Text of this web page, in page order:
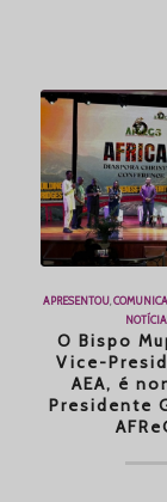
APRESENTOU,
O Bispo
Vice-
AEA, é
Presidente